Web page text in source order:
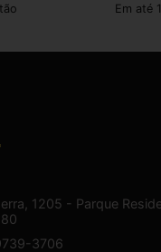
Em até
1205 - Parque
3706